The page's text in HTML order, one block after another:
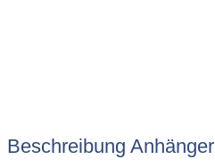
Beschreibung Anhänger